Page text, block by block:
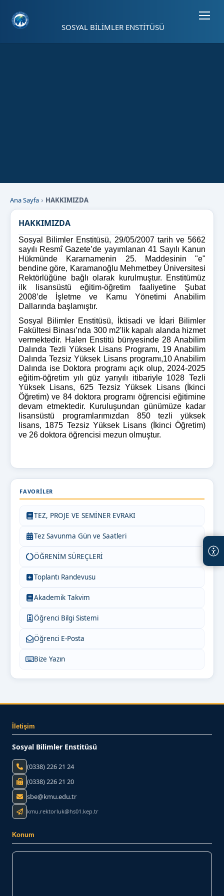
SOSYAL BİLİMLER ENSTİTÜSÜ
Ana Sayfa HAKKIMIZDA
HAKKIMIZDA
Sosyal Bilimler Enstitüsü, 29/05/2007 tarih ve 5662
sayılı Resmî Gazete’de yayımlanan 41 Sayılı Kanun
Hükmünde Kararnamenin 25. Maddesinin "e"
bendine göre, Karamanoğlu Mehmetbey Üniversitesi
Rektörlüğüne bağlı olarak kurulmuştur. Enstitümüz
ilk lisansüstü eğitim-öğretim faaliyetine Şubat
2008’de İşletme ve Kamu Yönetimi Anabilim
Dallarında başlamıştır.
Sosyal Bilimler Enstitüsü, İktisadi ve İdari Bilimler
Fakültesi Binası’nda 300 m2'lik kapalı alanda hizmet
vermektedir. Halen Enstitü bünyesinde 28 Anabilim
Dalında Tezli Yüksek Lisans Programı, 19 Anabilim
Dalında Tezsiz Yüksek Lisans programı,10 Anabilim
Dalında ise Doktora programı açık olup, 2024-2025
eğitim-öğretim yılı güz yarıyılı itibariyle 1028 Tezli
Yüksek Lisans, 625 Tezsiz Yüksek Lisans (İkinci
Öğretim) ve 84 doktora programı öğrencisi eğitimine
devam etmektedir. Kuruluşundan günümüze kadar
lisansüstü programlarımızdan 850 tezli yüksek
lisans, 1875 Tezsiz Yüksek Lisans (İkinci Öğretim)
ve 26 doktora öğrencisi mezun olmuştur.
FAVORILER
TEZ, PROJE VE SEMİNER EVRAKI
Tez Savunma Gün ve Saatleri
ÖĞRENİM SÜREÇLERİ
Toplantı Randevusu
Akademik Takvim
Öğrenci Bilgi Sistemi
Öğrenci E-Posta
Bize Yazın
İletişim
Sosyal Bilimler Enstitüsü
(0338) 226 21 24
(0338) 226 21 20
sbe@kmu.edu.tr
kmu.rektorluk@hs01.kep.tr
Konum